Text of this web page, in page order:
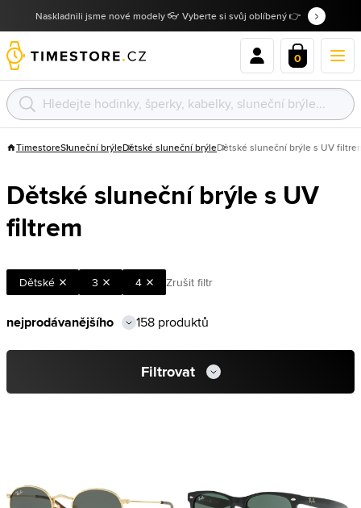
Naskladnili jsme nové modely 👓 Vyberte si svůj oblíbený 👉
0
TimestoreSluneční brýleDětské sluneční brýleDětské sluneční brýle s UV
Dětské sluneční brýle s UV
filtrem
Dětské 3 4 Zrušit filtr
158 produktů
Filtrovat